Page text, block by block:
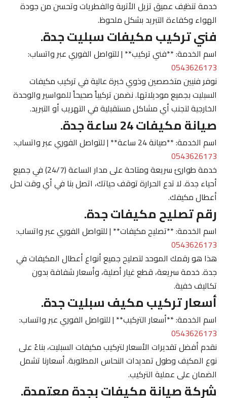
خدمة تنظيف عميق تزيل الأتربة والفطريات وتحسن من جودة
الهواء وكفاءة التبريد بشكل ملحوظ.
فني تركيب مكيفات سبليت جدة.
اسم الخدمة: **فني تركيب** | للتواصل الفوري عبر واتساب:
0543626173
نوفر فنيين متخصصين وذوي خبرة عالية في تركيب مكيفات
السبليت بجميع موديلاتها. نضمن تركيباً صحيحاً للمواسير والوحدة
الخارجية لتجنب أي مشاكل مستقبلية في التهريب أو التبريد.
صيانة مكيفات 24 ساعة جدة.
اسم الخدمة: **صيانة 24 ساعة** | للتواصل الفوري عبر واتساب:
0543626173
خدمة طوارئ سريعة ومتاحة على مدار الساعة (24/7) في جميع
أحياء جدة. لا تدع الحرارة توقف حياتك، اتصل بنا في أي وقت لحل
أعطال مكيفك.
رقم تصليح مكيفات جدة.
اسم الخدمة: **تصليح مكيفات** | للتواصل الفوري عبر واتساب:
0543626173
هذا هو رقمك الموحد لتصليح جميع أنواع أعطال المكيفات في
جدة. خدمة سريعة، قطع غيار أصلية، وأسعار شفافة بدون
تكاليف خفية.
أسعار تركيب مكيف سبليت جدة.
اسم الخدمة: **أسعار التركيب** | للتواصل الفوري عبر واتساب:
0543626173
نقدم أفضل تقديرات الأسعار لتركيب مكيفات السبليت، بناءً على
نوع المكيف وطول تمديدات النحاس المطلوبة. أسعارنا تشمل
الضمان على عملية التركيب.
شركة صيانة مكيفات بجدة معتمدة.